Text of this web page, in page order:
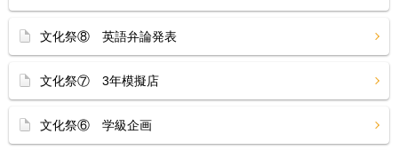
文化祭⑧ 英語弁論発表
文化祭⑦ 3年模擬店
文化祭⑥ 学級企画